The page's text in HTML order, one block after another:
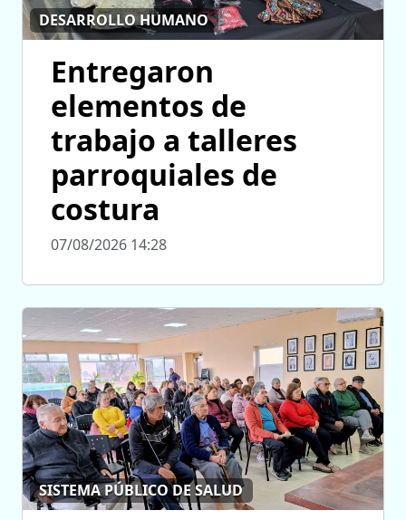
DESARROLLO HUMANO
Entregaron
elementos de
trabajo a talleres
parroquiales de
costura
07/08/2026 14:28
SISTEMA PÚBLICO DE SALUD